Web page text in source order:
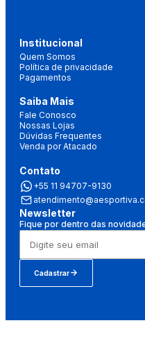
Institucional
Quem Somos
Política de privacidade
Pagamentos
Saiba Mais
Fale Conosco
Nossas Lojas
Dúvidas Frequentes
Venda por Atacado
Contato
+55 11 94707-9130
Newsletter
Fique por dentro das
Cadastrar